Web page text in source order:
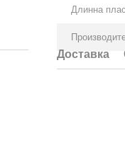
Длинна
Доставка